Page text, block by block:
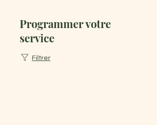
Programmer votre
service
Filtrer